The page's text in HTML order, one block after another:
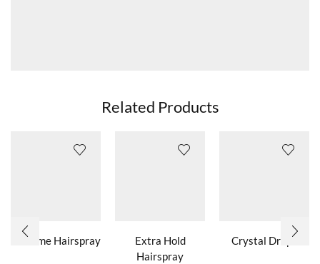
Related Products
Extreme Hairspray
Extra Hold
Hairspray
Crystal Drops